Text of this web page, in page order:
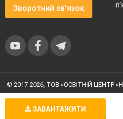
ЗАВАНТАЖИТИ
Зворотний зв'язок
© 2017-2026, ТОВ «ОСВІТНІЙ ЦЕНТР
конфіденційності